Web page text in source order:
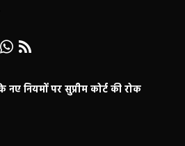
नए नियमों पर सुप्रीम कोर्ट की रोक